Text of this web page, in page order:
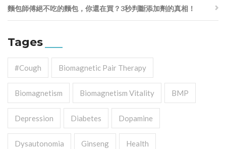
麵包師傅絕不吃的麵包，你還在買？3秒判斷添加劑的真相！
Tages
#cough Biomagnetic Pair Therapy
Biomagnetism Biomagnetism Vitality BMP
Depression Diabetes Dopamine
Dysautonomia Ginseng Health